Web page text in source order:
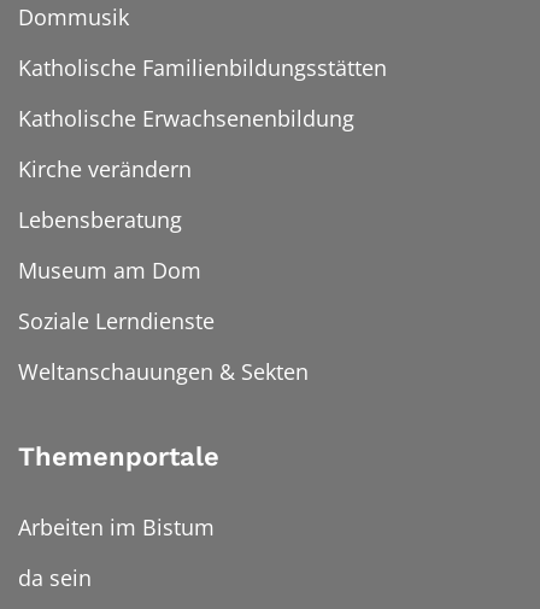
Dommusik
Katholische Familienbildungsstätten
Katholische Erwachsenenbildung
Kirche verändern
Lebensberatung
Museum am Dom
Soziale Lerndienste
Weltanschauungen & Sekten
Themenportale
Arbeiten im Bistum
da sein